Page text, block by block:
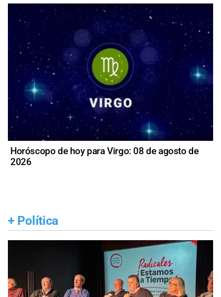
Horóscopo de hoy para Virgo: 08 de agosto de
2026
+ Política